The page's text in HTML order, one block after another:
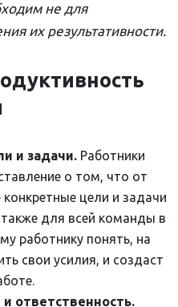
не для
их результативности.
и задачи. Работники
о том, что от
цели и задачи
для всей команды в
работнику понять, на
свои усилия, и создаст
ответственность.